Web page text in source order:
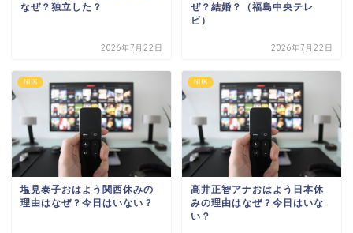
なぜ？独立した？
2026年7月22日
ぜ？結婚？（福島中央テレ
ビ）
2026年7月22日
NHK
塩見泰子おはよう関西休みの
理由はなぜ？今日はいない？
NHK
高井正智アナおはよう日本休
みの理由はなぜ？今日はいな
い？